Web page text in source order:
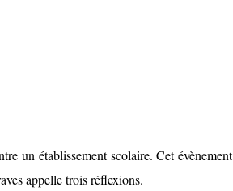
un établissement scolaire. Cet évènement
appelle trois réflexions.